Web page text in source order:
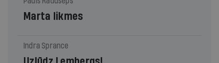
Marta likmes
Indra Sprance